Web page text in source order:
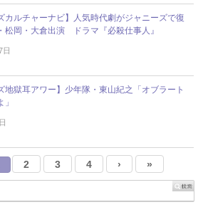
カルチャーナビ】人気時代劇がジャニーズで復
岡・大倉出演 ドラマ『必殺仕事人』
日
地獄耳アワー】少年隊・東山紀之「オブラート
2 3 4 › »